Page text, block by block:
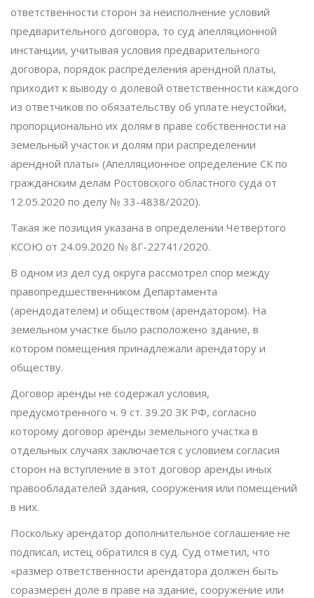
ответственности сторон за неисполнение условий
предварительного договора, то суд апелляционной
инстанции, учитывая условия предварительного
договора, порядок распределения арендной платы,
приходит к выводу о долевой ответственности каждого
из ответчиков по обязательству об уплате неустойки,
пропорционально их долям в праве собственности на
земельный участок и долям при распределении
арендной платы» (Апелляционное определение СК по
гражданским делам Ростовского областного суда от
12.05.2020 по делу № 33-4838/2020).
Такая же позиция указана в определении Четвертого
КСОЮ от 24.09.2020 № 8Г-22741/2020.
В одном из дел суд округа рассмотрел спор между
правопредшественником Департамента
(арендодателем) и обществом (арендатором). На
земельном участке было расположено здание, в
котором помещения принадлежали арендатору и
обществу.
Договор аренды не содержал условия,
предусмотренного ч. 9 ст. 39.20 ЗК РФ, согласно
которому договор аренды земельного участка в
отдельных случаях заключается с условием согласия
сторон на вступление в этот договор аренды иных
правообладателей здания, сооружения или помещений
в них.
Поскольку арендатор дополнительное соглашение не
подписал, истец обратился в суд. Суд отметил, что
«размер ответственности арендатора должен быть
соразмерен доле в праве на здание, сооружение или